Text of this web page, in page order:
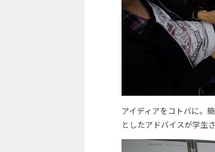
アイディアをコトバに。
としたアドバイスが学生